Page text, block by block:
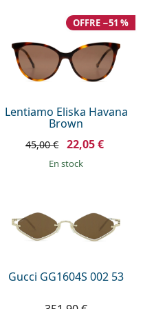
Lentiamo Eliska Havana
Brown
OFFRE −51 %
45,00 € 22,05 €
en stock
Gucci GG1604S 002 53